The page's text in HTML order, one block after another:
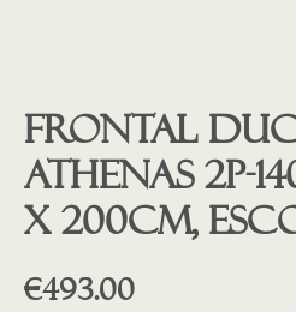
Frontal
ATHENAS 2P-
X 200cm,
€493.00